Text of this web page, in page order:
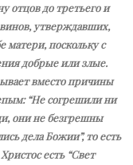
отцов до третьего и
утверждавших,
матери, поскольку с
добрые или злые.
вместо причины
“Не согрешили ни
они не безгрешны
дела Божии”, то есть
есть “Свет